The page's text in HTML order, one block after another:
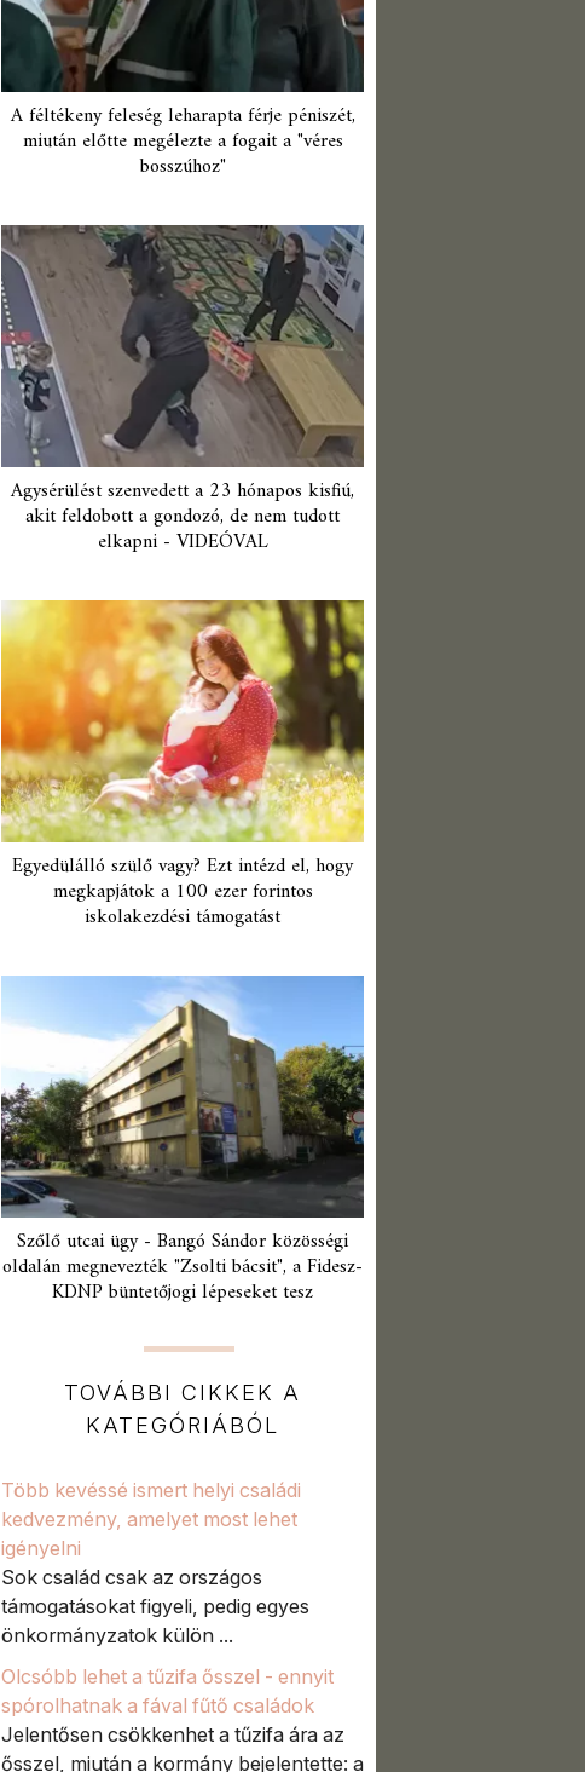
A féltékeny feleség leharapta férje péniszét,
miután előtte megélezte a fogait a "véres
bosszúhoz"
Agysérülést szenvedett a 23 hónapos kisfiú,
akit feldobott a gondozó, de nem tudott
elkapni - VIDEÓVAL
Egyedülálló szülő vagy? Ezt intézd el, hogy
megkapjátok a 100 ezer forintos
iskolakezdési támogatást
Szőlő utcai ügy - Bangó Sándor közösségi
oldalán megnevezték "Zsolti bácsit", a Fidesz-
KDNP büntetőjogi lépeseket tesz
TOVÁBBI CIKKEK A
KATEGÓRIÁBÓL
Több kevéssé ismert helyi családi
kedvezmény, amelyet most lehet
igényelni
Sok család csak az országos
támogatásokat figyeli, pedig egyes
önkormányzatok külön ...
Olcsóbb lehet a tűzifa ősszel - ennyit
spórolhatnak a fával fűtő családok
Jelentősen csökkenhet a tűzifa ára az
ősszel, miután a kormány bejelentette: a